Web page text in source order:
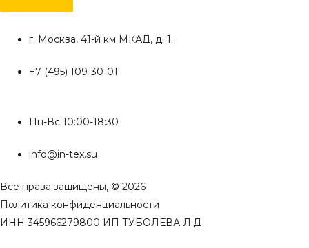
г. Москва, 41-й км МКАД, д. 1.
+7 (495) 109-30-01
Пн-Вс 10:00-18:30
info@in-tex.su
Все права защищены, © 2026
Политика конфиденциальности
ИНН 345966279800 ИП ТУБОЛЕВА Л.Д